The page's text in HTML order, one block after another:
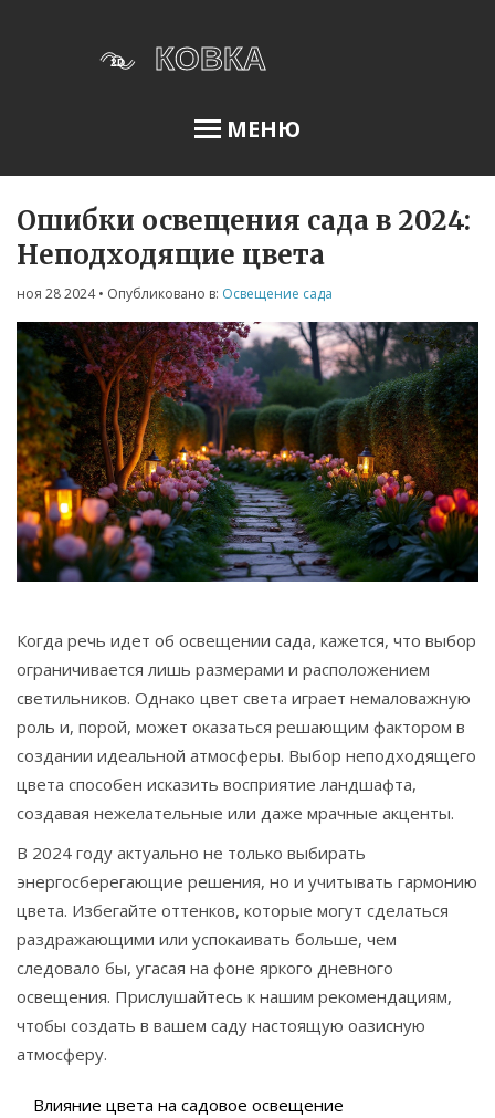
МЕНЮ
Освещение сада
Меню
О нас
Условия использования
Политика конфиденциальности
ФЗ-152
Связаться
© 2026. Все права защищены.
Ошибки освещения сада в 2024:
Неподходящие цвета
ноя 28 2024• Опубликовано в: Освещение сада
Когда речь идет об освещении сада, кажется, что выбор
ограничивается лишь размерами и расположением
светильников. Однако цвет света играет немаловажную
роль и, порой, может оказаться решающим фактором в
создании идеальной атмосферы. Выбор неподходящего
цвета способен исказить восприятие ландшафта,
создавая нежелательные или даже мрачные акценты.
В 2024 году актуально не только выбирать
энергосберегающие решения, но и учитывать гармонию
цвета. Избегайте оттенков, которые могут сделаться
раздражающими или успокаивать больше, чем
следовало бы, угасая на фоне яркого дневного
освещения. Прислушайтесь к нашим рекомендациям,
чтобы создать в вашем саду настоящую оазисную
атмосферу.
Влияние цвета на садовое освещение